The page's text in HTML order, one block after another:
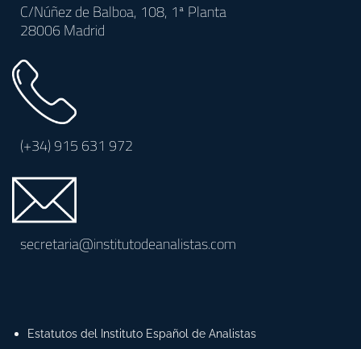
C/Núñez de Balboa, 108, 1ª Planta
28006 Madrid
(+34)915 631 972
secretaria@institutodeanalistas.com
Estatutos del Instituto Español de Analistas